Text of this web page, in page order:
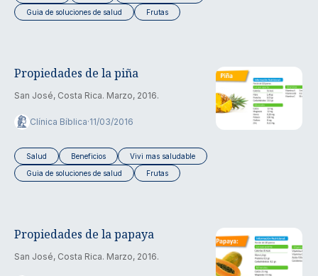
Guia de soluciones de salud
Frutas
Propiedades de la piña
San José, Costa Rica. Marzo, 2016.
Clínica Bíblica·11/03/2016
Salud Beneficios
Vivi mas saludable
Guia de soluciones de salud
Frutas
Propiedades de la papaya
San José, Costa Rica. Marzo, 2016.